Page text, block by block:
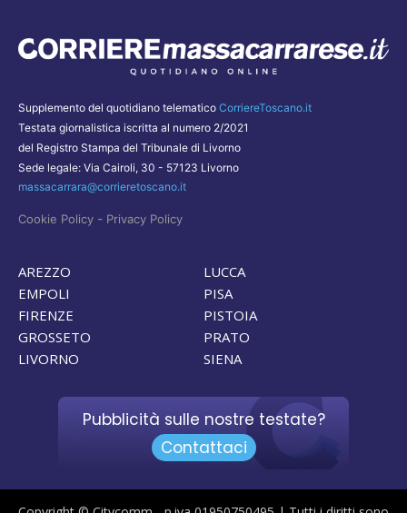
Supplemento del quotidiano telematico CorriereToscano.it
Testata giornalistica iscritta al numero 2/2021
del Registro Stampa del Tribunale di Livorno
Sede legale: Via Cairoli, 30 - 57123 Livorno
massacarrara@corrieretoscano.it
Cookie Policy - Privacy Policy
AREZZO
EMPOLI
FIRENZE
GROSSETO
LIVORNO
LUCCA
PISA
PISTOIA
PRATO
SIENA
Pubblicità sulle nostre testate?
Contattaci